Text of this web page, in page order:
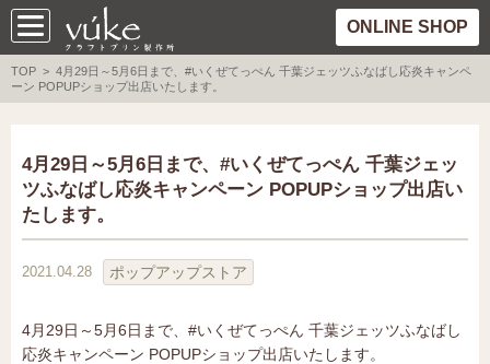
ONLINE SHOP
TOP > 4月29日～5月6日まで、#いくぜてっぺん 千葉ジェッツふなばし応炎キャンペ
ーン POPUPショップ出店いたします。
4月29日～5月6日まで、#いくぜてっぺん 千葉ジェッ
ツふなばし応炎キャンペーン POPUPショップ出店い
たします。
2021.04.28 ポップアップストア
4月29日～5月6日まで、#いくぜてっぺん 千葉ジェッツふなばし
応炎キャンペーン POPUPショップ出店いたします。